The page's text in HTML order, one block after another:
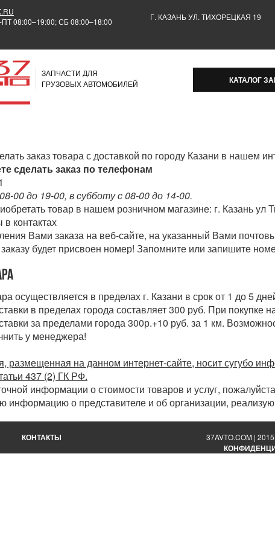
08:00–19:00; СБ 08:00–18:00
Г. КАЗАНЬ УЛ. ТИХОРЕЦКАЯ 19
ЗАПЧАСТИ ДЛЯ
ГРУЗОВЫХ АВТОМОБИЛЕЙ
КАТАЛОГ
заказ товара с доставкой по городу Казани в нашем
сделать заказ по телефонам
00 до 19-00, в субботу с 08-00 до 14-00.
товар в нашем розничном магазине: г. Казань ул
в контактах
Вами заказа на веб-сайте, на указанный Вами
будет присвоен номер! Запомните или запишите
осуществляется в пределах г. Казани в срок от 1 до 5
в пределах города составляет 300 руб. При покупке
за пределами города 300р.+10 руб. за 1 км.
у менеджера!
размещенная на данном интернет-сайте, носит сугубо
437 (2) ГК РФ.
информации о стоимости товаров и услуг,
информацию о представителе и об организации,
КОНТАКТЫ 37AVTO.COM |